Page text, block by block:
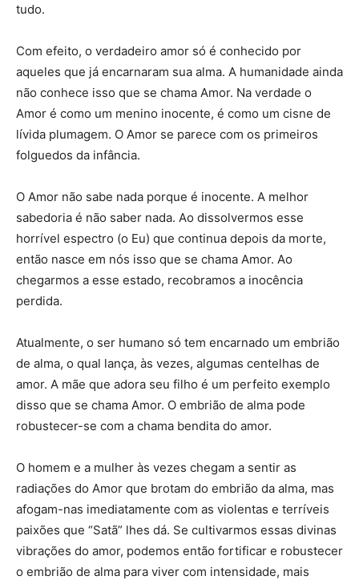
tudo.
Com efeito, o verdadeiro amor só é conhecido por
aqueles que já encarnaram sua alma. A humanidade ainda
não conhece isso que se chama Amor. Na verdade o
Amor é como um menino inocente, é como um cisne de
lívida plumagem. O Amor se parece com os primeiros
folguedos da infância.
O Amor não sabe nada porque é inocente. A melhor
sabedoria é não saber nada. Ao dissolvermos esse
horrível espectro (o Eu) que continua depois da morte,
então nasce em nós isso que se chama Amor. Ao
chegarmos a esse estado, recobramos a inocência
perdida.
Atualmente, o ser humano só tem encarnado um embrião
de alma, o qual lança, às vezes, algumas centelhas de
amor. A mãe que adora seu filho é um perfeito exemplo
disso que se chama Amor. O embrião de alma pode
robustecer-se com a chama bendita do amor.
O homem e a mulher às vezes chegam a sentir as
radiações do Amor que brotam do embrião da alma, mas
afogam-nas imediatamente com as violentas e terríveis
paixões que “Satã” lhes dá. Se cultivarmos essas divinas
vibrações do amor, podemos então fortificar e robustecer
o embrião de alma para viver com intensidade, mais